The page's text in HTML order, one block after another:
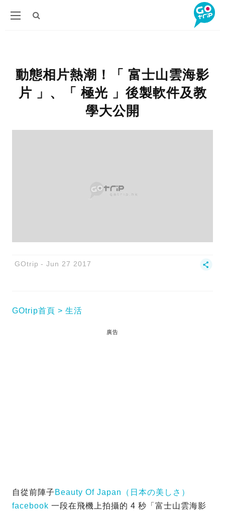
動態相片熱潮！「 富士山雲海影
片 」、「 極光 」後製軟件及教
學大公開
GOtrip Jun 27 2017
GOtrip首頁 生活
廣告
自從前陣子 Beauty Of Japan（日本の美しさ）
facebook 一段在飛機上拍攝的 4 秒「富士山雲海影